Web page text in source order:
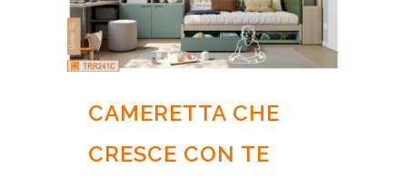
CAMERETTA CHE
CRESCE CON TE